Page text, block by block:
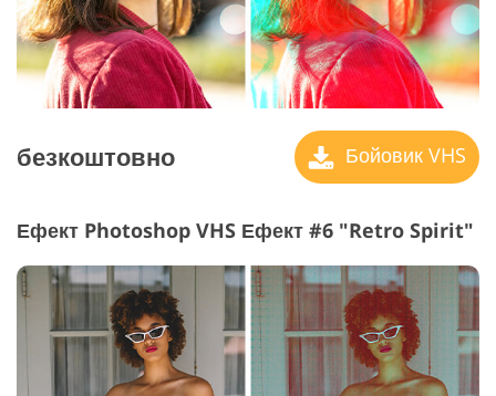
безкоштовно Бойовик VHS
Ефект Photoshop VHS Ефект #6 "Retro Spirit"